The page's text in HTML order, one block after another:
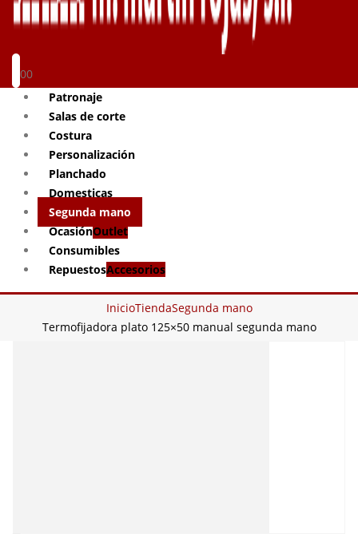
00
Patronaje
Salas de corte
Costura
Personalización
Planchado
Domesticas
Segunda mano
OcasiónOutlet
Consumibles
RepuestosAccesorios
InicioTiendaSegunda mano
Termofijadora plato 125×50 manual segunda mano